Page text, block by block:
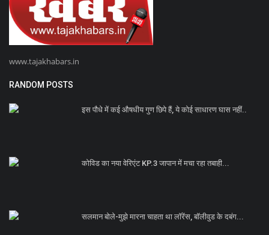
www.tajakhabars.in
RANDOM POSTS
इस पौधे में कई औषधीय गुण छिपे हैं, ये कोई साधारण घास नहीं..
कोविड का नया वेरिएंट KP.3 जापान में मचा रहा तबाही...
सलमान बोले-मुझे मारना चाहता था लॉरेंस, बॉलीवुड के दबंग...